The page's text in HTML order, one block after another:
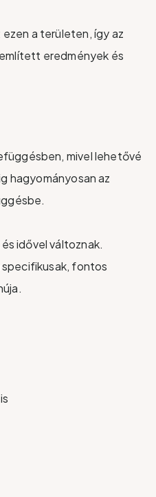
a területen, így az
eredmények és
mivel lehetővé
hagyományosan az
idővel változnak.
fontos